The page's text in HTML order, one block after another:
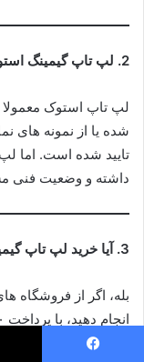
2. لپ تاپ گیمینگ استوک چه تفاوتی با لپ تاپ کارکرده دارد؟
لپ تاپ استوک
شده یا از نمونه های
تایید شده است. اما
داشته و وضعیت فنی
3. آیا خرید لپ تاپ گیمینگ استوک در ایران مقرون به صرفه است؟
بله، اگر از فروشگاه
توانید دستگاهی